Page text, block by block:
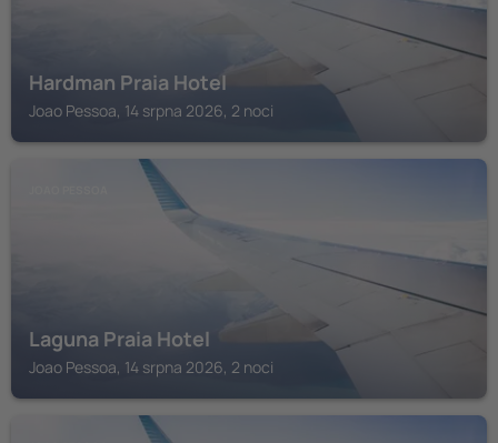
Hardman Praia Hotel
Joao Pessoa, 14 srpna 2026, 2 noci
Laguna Praia Hotel
Joao Pessoa, 14 srpna 2026, 2 noci